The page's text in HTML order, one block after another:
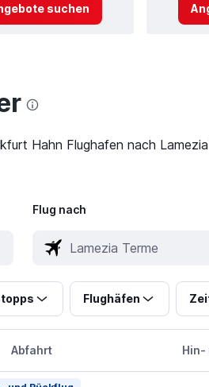
suchen
Hahn Flughafen nach
Flug nach
Flughäfen
Abfahrt Hin-